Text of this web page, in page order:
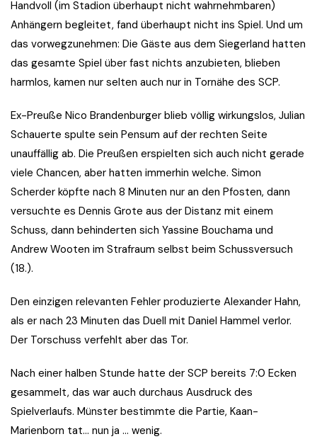
Handvoll (im Stadion überhaupt nicht wahrnehmbaren)
Anhängern begleitet, fand überhaupt nicht ins Spiel. Und um
das vorwegzunehmen: Die Gäste aus dem Siegerland hatten
das gesamte Spiel über fast nichts anzubieten, blieben
harmlos, kamen nur selten auch nur in Tornähe des SCP.
Ex-Preuße Nico Brandenburger blieb völlig wirkungslos, Julian
Schauerte spulte sein Pensum auf der rechten Seite
unauffällig ab. Die Preußen erspielten sich auch nicht gerade
viele Chancen, aber hatten immerhin welche. Simon
Scherder köpfte nach 8 Minuten nur an den Pfosten, dann
versuchte es Dennis Grote aus der Distanz mit einem
Schuss, dann behinderten sich Yassine Bouchama und
Andrew Wooten im Strafraum selbst beim Schussversuch
(18.).
Den einzigen relevanten Fehler produzierte Alexander Hahn,
als er nach 23 Minuten das Duell mit Daniel Hammel verlor.
Der Torschuss verfehlt aber das Tor.
Nach einer halben Stunde hatte der SCP bereits 7:0 Ecken
gesammelt, das war auch durchaus Ausdruck des
Spielverlaufs. Münster bestimmte die Partie, Kaan-
Marienborn tat… nun ja … wenig.